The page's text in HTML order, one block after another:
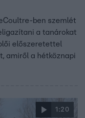
ben szemlét
a tanárokat
előszeretettel
amiről a hétköznapi
1:20